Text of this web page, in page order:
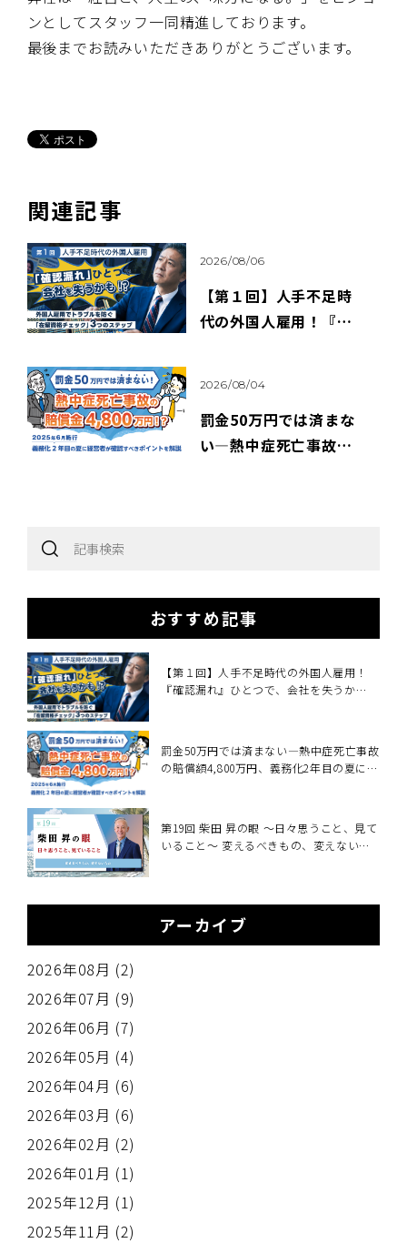
ンとしてスタッフ一同精進しております。
最後までお読みいただきありがとうございます。
関連記事
2026/08/06
【第１回】人手不足時
代の外国人雇用！『確
2026/08/04
罰金50万円では済まな
い―熱中症死亡事故の
業向けに解説～
おすすめ記事
【第１回】人手不足時代の外国人雇用！
『確認漏れ』ひとつで、会社を失うか
罰金50万円では済まない―熱中症死亡事故
の賠償額4,800万円、義務化2年目の夏に経
第19回 柴田 昇の眼 ～日々思うこと、見て
いること～ 変えるべきもの、変えないも
アーカイブ
2026年08月 (2)
2026年07月 (9)
2026年06月 (7)
2026年05月 (4)
2026年04月 (6)
2026年03月 (6)
2026年02月 (2)
2026年01月 (1)
2025年12月 (1)
2025年11月 (2)